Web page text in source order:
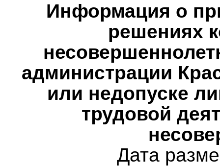
Информация о
решениях
администрации
или недопуске
трудовой
Дата